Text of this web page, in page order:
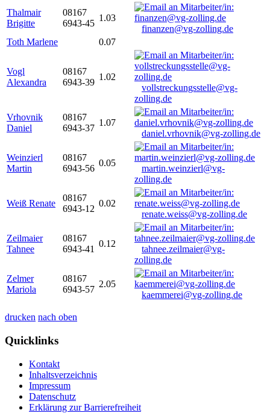
Thalmair
Brigitte
08167
6943-45
1.03
finanzen@vg-zolling.de
Toth Marlene
0.07
Vogl
Alexandra
08167
6943-39
1.02
vollstreckungsstelle@vg-
zolling.de
Vrhovnik
Daniel
08167
6943-37
1.07
daniel.vrhovnik@vg-zolling.de
Weinzierl
Martin
08167
6943-56
0.05
martin.weinzierl@vg-
zolling.de
Weiß Renate
08167
6943-12
0.02
renate.weiss@vg-zolling.de
Zeilmaier
Tahnee
08167
6943-41
0.12
tahnee.zeilmaier@vg-
zolling.de
Zelmer
Mariola
08167
6943-57
2.05
kaemmerei@vg-zolling.de
drucken nach oben
Quicklinks
Kontakt
Inhaltsverzeichnis
Impressum
Datenschutz
Erklärung zur Barrierefreiheit